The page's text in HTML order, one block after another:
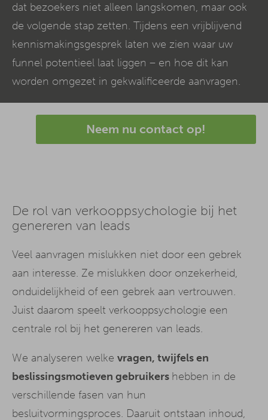
dat bezoekers niet alleen langskomen, maar ook
de volgende stap zetten. Tijdens een vrijblijvend
kennismakingsgesprek laten we zien waar uw
funnel potentieel laat liggen – en hoe dit kan
worden omgezet in gekwalificeerde aanvragen.
Neem nu contact op!
De rol van verkooppsychologie bij het
genereren van leads
Veel aanvragen mislukken niet door een gebrek
aan interesse. Ze mislukken door onzekerheid,
onduidelijkheid of een gebrek aan vertrouwen.
Juist daarom speelt verkooppsychologie een
centrale rol bij het genereren van leads.
We analyseren welke vragen, twijfels en
beslissingsmotieven gebruikers hebben in de
verschillende fasen van hun
besluitvormingsproces. Daaruit ontstaan inhoud,